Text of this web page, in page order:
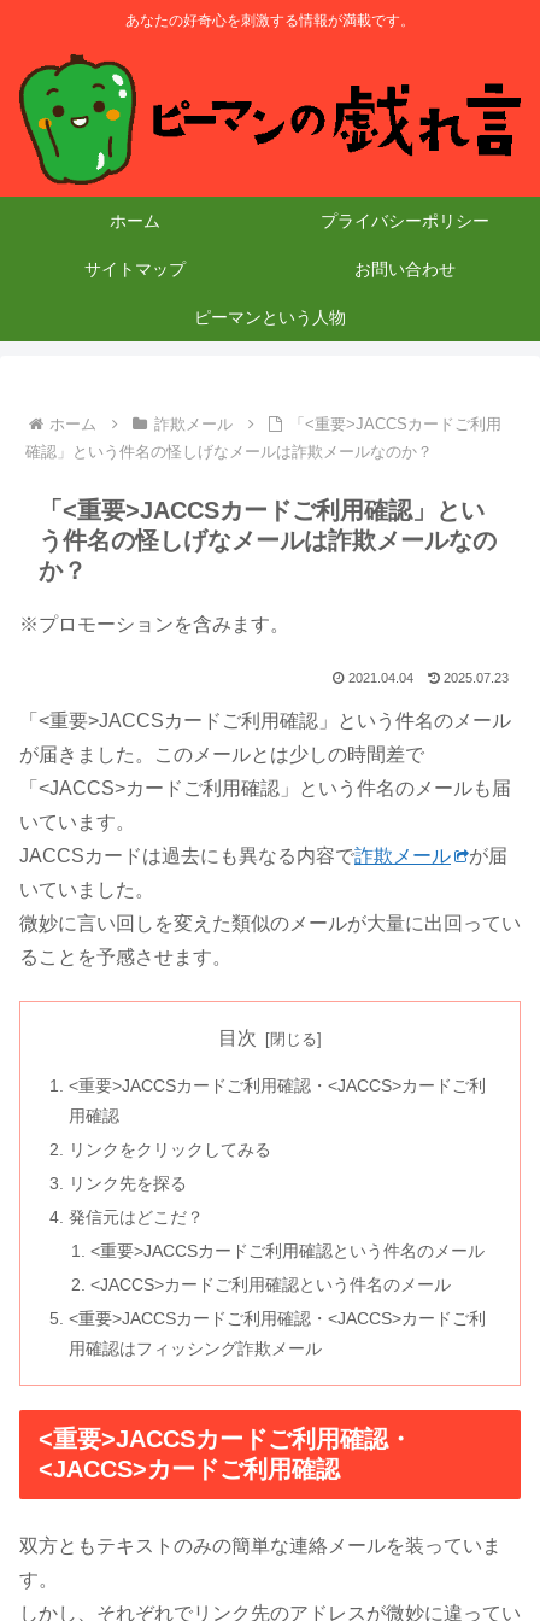
あなたの好奇心を刺激する情報が満載です。
ホーム プライバシーポリシー
サイトマップ お問い合わせ
ピーマンという人物
ホーム 詐欺メール
「<重要>JACCSカードご利用
確認」という件名の怪しげなメールは詐欺メールなのか？
「<重要>JACCSカードご利用確認」とい
う件名の怪しげなメールは詐欺メールなの
か？
※プロモーションを含みます。
2021.04.04 2025.07.23
「<重要>JACCSカードご利用確認」という件名のメール
が届きました。このメールとは少しの時間差で
「<JACCS>カードご利用確認」という件名のメールも届
いています。
JACCSカードは過去にも異なる内容で詐欺メール
が届
いていました。
微妙に言い回しを変えた類似のメールが大量に出回ってい
ることを予感させます。
目次
<重要>JACCSカードご利用確認・<JACCS>カードご利
用確認
リンクをクリックしてみる
リンク先を探る
発信元はどこだ？
<重要>JACCSカードご利用確認という件名のメール
<JACCS>カードご利用確認という件名のメール
<重要>JACCSカードご利用確認・<JACCS>カードご利
用確認はフィッシング詐欺メール
<重要>JACCSカードご利用確認・
<JACCS>カードご利用確認
双方ともテキストのみの簡単な連絡メールを装っていま
す。
しかし、それぞれでリンク先のアドレスが微妙に違ってい